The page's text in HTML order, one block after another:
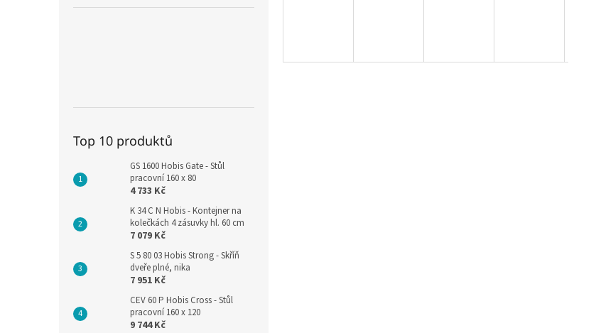
Top 10 produktů
GS 1600 Hobis Gate - Stůl
pracovní 160 x 80
4 733 Kč
K 34 C N Hobis - Kontejner na
kolečkách 4 zásuvky hl. 60 cm
7 079 Kč
S 5 80 03 Hobis Strong - Skříň
dveře plné, nika
7 951 Kč
CEV 60 P Hobis Cross - Stůl
pracovní 160 x 120
9 744 Kč